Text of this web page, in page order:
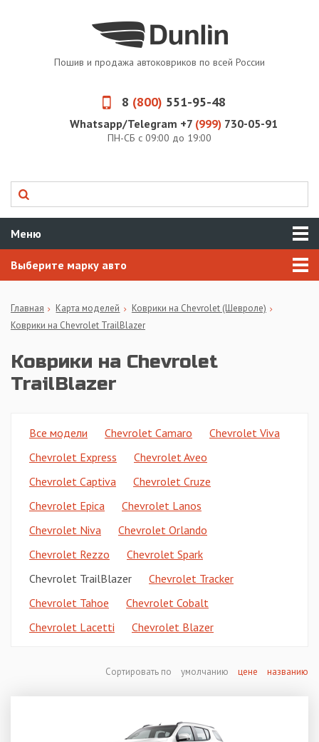
Пошив и продажа автоковриков по всей России
8 (800) 551-95-48
Whatsapp/Telegram +7 (999) 730-05-91
ПН-СБ с 09:00 до 19:00
Меню
Выберите марку авто
Главная Карта моделей
Коврики на Chevrolet (Шевроле)
Коврики на Chevrolet TrailBlazer
Коврики на Chevrolet
TrailBlazer
Все модели Chevrolet Camaro
Chevrolet Viva
Chevrolet Express
Chevrolet Aveo
Chevrolet Captiva
Chevrolet Cruze
Chevrolet Epica
Chevrolet Lanos
Chevrolet Niva
Chevrolet Orlando
Chevrolet Rezzo
Chevrolet Spark
Chevrolet TrailBlazer
Chevrolet Tracker
Chevrolet Tahoe
Chevrolet Cobalt
Chevrolet Lacetti
Chevrolet Blazer
Сортировать по умолчанию цене названию